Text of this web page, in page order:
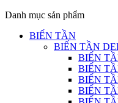
Danh mục sản phẩm
BIẾN TẦN
BIẾN TẦN
BIẾN
BIẾN
BIẾN
BIẾN